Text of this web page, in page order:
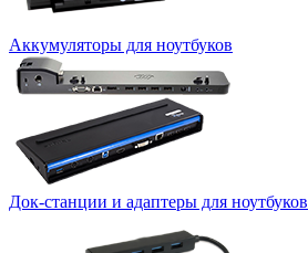
Аккумуляторы для ноутбуков
Док-станции и адаптеры для ноутбуков